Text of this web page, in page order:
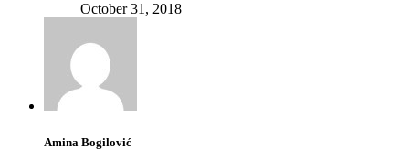
October 31, 2018
Amina Bogilović